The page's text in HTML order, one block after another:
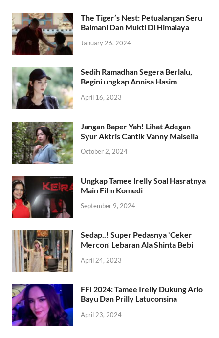
The Tiger’s Nest: Petualangan Seru
Balmani Dan Mukti Di Himalaya
January 26, 2024
Sedih Ramadhan Segera Berlalu,
Begini ungkap Annisa Hasim
April 16, 2023
Jangan Baper Yah! Lihat Adegan
Syur Aktris Cantik Vanny Maisella
October 2, 2024
Ungkap Tamee Irelly Soal Hasratnya
Main Film Komedi
September 9, 2024
Sedap..! Super Pedasnya ‘Ceker
Mercon’ Lebaran Ala Shinta Bebi
April 24, 2023
FFI 2024: Tamee Irelly Dukung Ario
Bayu Dan Prilly Latuconsina
April 23, 2024